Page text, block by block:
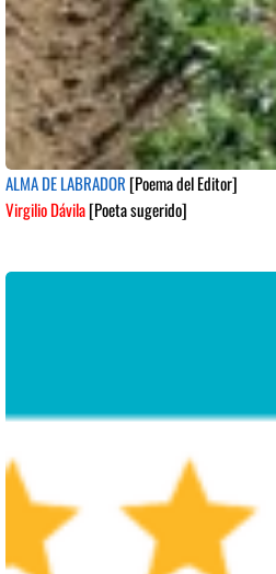
ALMA DE LABRADOR [Poema del Editor]
Virgilio Dávila[Poeta sugerido]